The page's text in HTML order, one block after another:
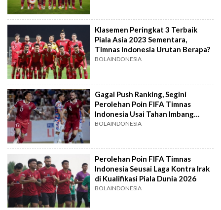
Klasemen Peringkat 3 Terbaik
Piala Asia 2023 Sementara,
Timnas Indonesia Urutan Berapa?
BOLAINDONESIA
Gagal Push Ranking, Segini
Perolehan Poin FIFA Timnas
Indonesia Usai Tahan Imbang
Filipina di kualifikasi Piala Dunia
BOLAINDONESIA
Perolehan Poin FIFA Timnas
Indonesia Seusai Laga Kontra Irak
di Kualifikasi Piala Dunia 2026
BOLAINDONESIA